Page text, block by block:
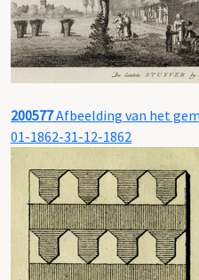
200577Afbeelding van het
01-1862-31-12-1862